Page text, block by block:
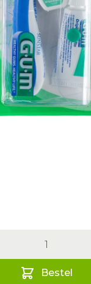
Bestel